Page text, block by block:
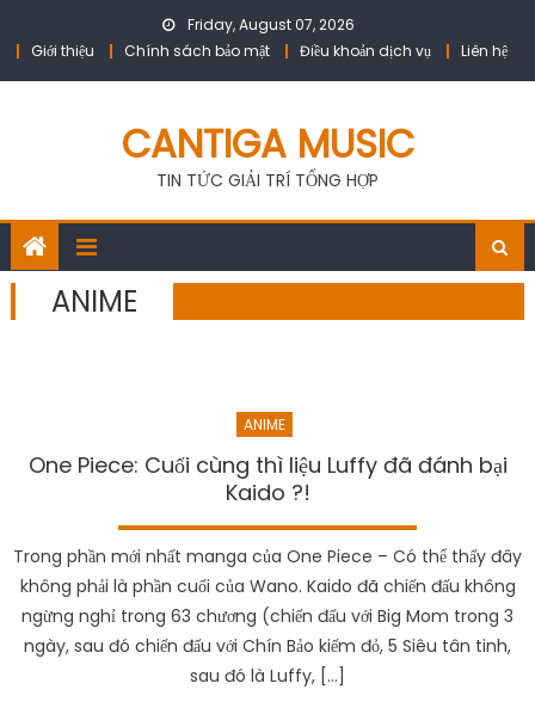
Friday, August 07, 2026
Giới thiệu
Chính sách bảo mật Điều khoản dịch vụ Liên hệ
CANTIGA MUSIC
TIN TỨC GIẢI TRÍ TỔNG HỢP
ANIME
ANIME
One Piece: Cuối cùng thì liệu Luffy đã đánh bại
Kaido ?!
Trong phần mới nhất manga của One Piece – Có thể thấy đây
không phải là phần cuối của Wano. Kaido đã chiến đấu không
ngừng nghỉ trong 63 chương (chiến đấu với Big Mom trong 3
ngày, sau đó chiến đấu với Chín Bảo kiếm đỏ, 5 Siêu tân tinh,
sau đó là Luffy, […]